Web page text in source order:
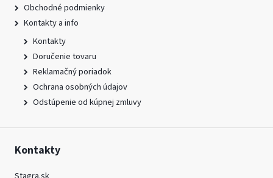
Obchodné podmienky
Kontakty a info
Kontakty
Doručenie tovaru
Reklamačný poriadok
Ochrana osobných údajov
Odstúpenie od kúpnej zmluvy
Kontakty